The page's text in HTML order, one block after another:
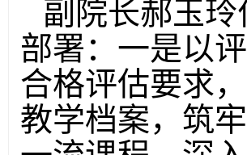
副院长郝玉
部署：一是以
合格评估要求
教学档案，筑